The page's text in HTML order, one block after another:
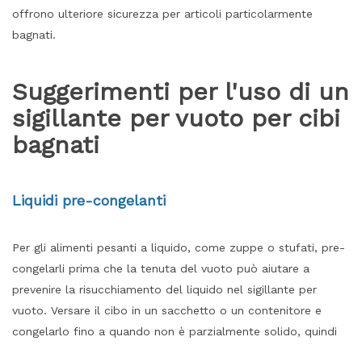
offrono ulteriore sicurezza per articoli particolarmente
bagnati.
Suggerimenti per l'uso di un
sigillante per vuoto per cibi
bagnati
Liquidi pre-congelanti
Per gli alimenti pesanti a liquido, come zuppe o stufati, pre-
congelarli prima che la tenuta del vuoto può aiutare a
prevenire la risucchiamento del liquido nel sigillante per
vuoto. Versare il cibo in un sacchetto o un contenitore e
congelarlo fino a quando non è parzialmente solido, quindi